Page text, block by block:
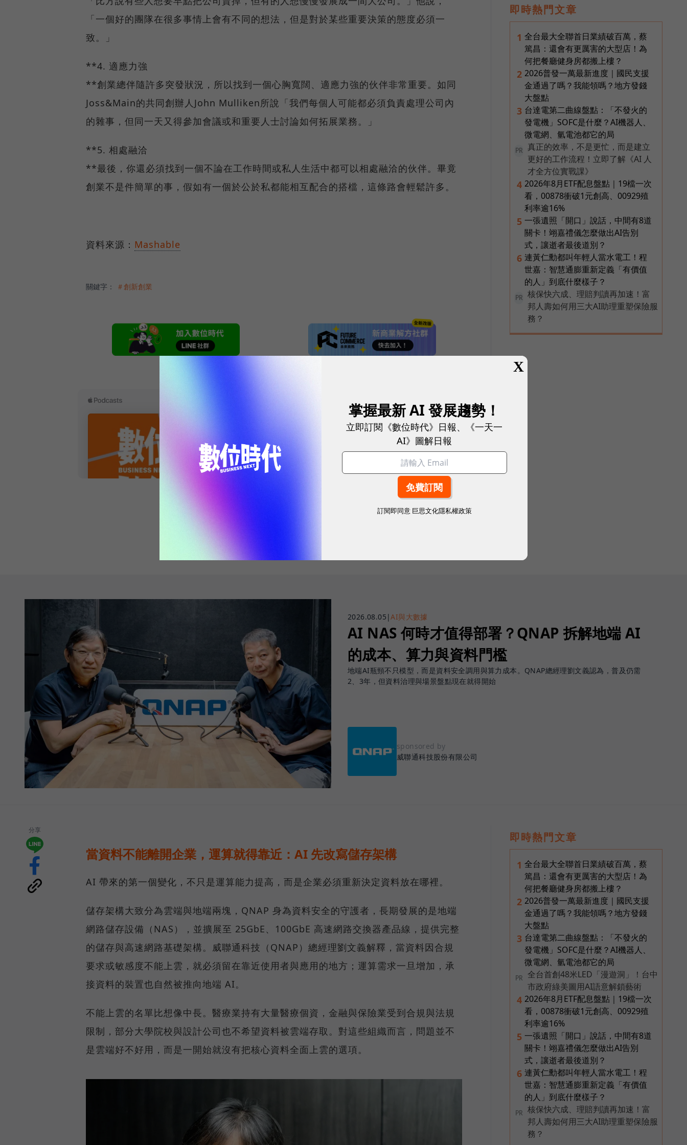
「一個好的團隊在很多事情上會有不同的想法，但是對於某些重要決策的態度必須一
致。」
**4. 適應力強
**創業總伴隨許多突發狀況，所以找到一個心胸寬闊、適應力強的伙伴非常重要。如同
Joss&Main的共同創辦人John Mulliken所說「我們每個人可能都必須負責處理公司內
的雜事，但同一天又得參加會議或和重要人士討論如何拓展業務。」
**5. 相處融洽
**最後，你還必須找到一個不論在工作時間或私人生活中都可以相處融洽的伙伴。畢竟
創業不是件簡單的事，假如有一個於公於私都能相互配合的搭檔，這條路會輕鬆許多。
資料來源： Mashable
關鍵字： ＃創新創業
即時熱門文章
1 全台最大全聯首日業績破百萬，蔡
篤昌：還會有更厲害的大型店！為
何把餐廳健身房都搬上樓？
2 2026普發一萬最新進度｜國民支援
金通過了嗎？我能領嗎？地方發錢
大盤點
3 台達電第二曲線盤點：「不發火的
發電機」SOFC是什麼？AI機器人、
微電網、氫電池都它的局
PR
真正的效率，不是更忙，而是建立
更好的工作流程！立即了解《AI 人
才全方位實戰課》
4 2026年8月ETF配息盤點｜19檔一次
看，00878衝破1元創高、00929殖
利率逾16%
5 一張遺照「開口」說話，中間有8道
關卡！翊嘉禮儀怎麼做出AI告別
式，讓逝者最後道別？
6 連黃仁勳都叫年輕人當水電工！程
世嘉：智慧通膨重新定義「有價值
的人」到底什麼樣子？
PR
核保快六成、理賠判讀再加速！富
邦人壽如何用三大AI助理重塑保險服
務？
2026.08.05 |AI與大數據
AI NAS 何時才值得部署？QNAP 拆解地端 AI
的成本、算力與資料門檻
地端AI瓶頸不只模型，而是資料安全調用與算力成本。QNAP總經理劉文義認為，普及仍需
2、3年，但資料治理與場景盤點現在就得開始
sponsored by
威聯通科技股份有限公司
分享
當資料不能離開企業，運算就得靠近：AI 先改寫儲存架構
AI 帶來的第一個變化，不只是運算能力提高，而是企業必須重新決定資料放在哪裡。
儲存架構大致分為雲端與地端兩塊，QNAP 身為資料安全的守護者，長期發展的是地端
網路儲存設備（NAS），並擴展至 25GbE、100GbE 高速網路交換器產品線，提供完整
的儲存與高速網路基礎架構。威聯通科技（QNAP）總經理劉文義解釋，當資料因合規
要求或敏感度不能上雲，就必須留在靠近使用者與應用的地方；運算需求一旦增加，承
接資料的裝置也自然被推向地端 AI。
不能上雲的名單比想像中長。醫療業持有大量醫療個資，金融與保險業受到合規與法規
限制，部分大學院校與設計公司也不希望資料被雲端存取。對這些組織而言，問題並不
是雲端好不好用，而是一開始就沒有把核心資料全面上雲的選項。
即時熱門文章
1 全台最大全聯首日業績破百萬，蔡
篤昌：還會有更厲害的大型店！為
何把餐廳健身房都搬上樓？
2 2026普發一萬最新進度｜國民支援
金通過了嗎？我能領嗎？地方發錢
大盤點
3 台達電第二曲線盤點：「不發火的
發電機」SOFC是什麼？AI機器人、
微電網、氫電池都它的局
PR
全台首創48米LED「漫遊洞」！台中
市政府綠美圖用AI語意解鎖藝術
4 2026年8月ETF配息盤點｜19檔一次
看，00878衝破1元創高、00929殖
利率逾16%
5 一張遺照「開口」說話，中間有8道
關卡！翊嘉禮儀怎麼做出AI告別
式，讓逝者最後道別？
6 連黃仁勳都叫年輕人當水電工！程
世嘉：智慧通膨重新定義「有價值
的人」到底什麼樣子？
PR
核保快六成、理賠判讀再加速！富
邦人壽如何用三大AI助理重塑保險服
務？
X
掌握最新 AI 發展趨勢！
立即訂閱《數位時代》日報、《一天一
AI》圖解日報
訂閱即同意 巨思文化隱私權政策